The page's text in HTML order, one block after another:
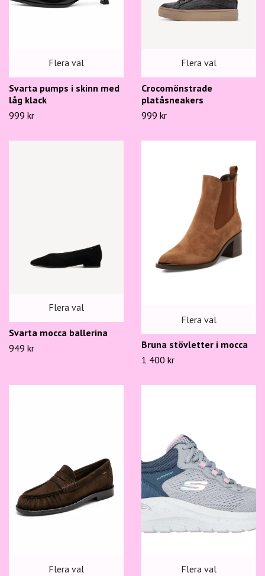
Flera val
Svarta pumps i skinn med
låg klack
999 kr
Flera val
Crocomönstrade
platåsneakers
999 kr
Flera val
Svarta mocca ballerina
949 kr
Flera val
Bruna stövletter i mocca
1 400 kr
Flera val Flera val